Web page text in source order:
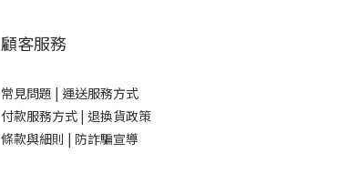
顧客服務
常見問題 | 運送服務方式
付款服務方式 | 退換貨政策
條款與細則 | 防詐騙宣導